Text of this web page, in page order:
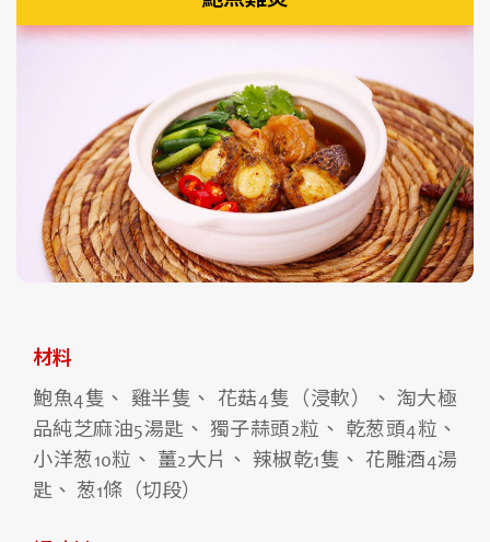
材料
鮑魚4隻、 雞半隻、 花菇4隻（浸軟）、 淘大極
品純芝麻油5湯匙、 獨子蒜頭2粒、 乾葱頭4粒、
小洋葱10粒、 薑2大片、 辣椒乾1隻、 花雕酒4湯
匙、 葱1條（切段）